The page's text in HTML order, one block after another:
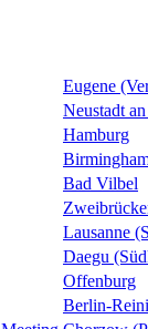
Eugene
Neustadt
Hamburg
Bad Vilbel
Lausanne
Daegu
Offenburg
Berlin-